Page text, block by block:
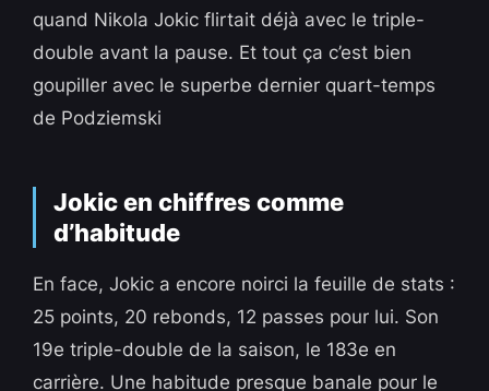
quand Nikola Jokic flirtait déjà avec le triple-
double avant la pause. Et tout ça c’est bien
goupiller avec le superbe dernier quart-temps
de Podziemski
Jokic en chiffres comme
d’habitude
En face, Jokic a encore noirci la feuille de stats :
25 points, 20 rebonds, 12 passes pour lui. Son
19e triple-double de la saison, le 183e en
carrière. Une habitude presque banale pour le